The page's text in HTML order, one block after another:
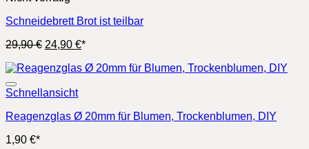
Schneidebrett Brot ist teilbar
29,90€ Ursprünglicher
war:
24,90 €Aktueller
ist:
*
Schnellansicht
Reagenzglas Ø 20mm für Blumen, Trockenblumen, DIY
1,90 €*